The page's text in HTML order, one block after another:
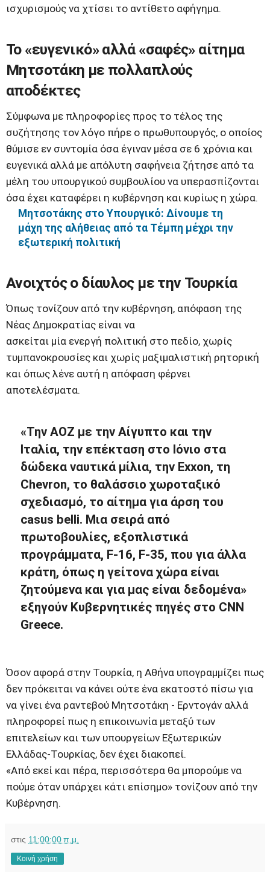
ισχυρισμούς να χτίσει το αντίθετο αφήγημα.
Το «ευγενικό» αλλά «σαφές» αίτημα
Μητσοτάκη με πολλαπλούς
αποδέκτες
Σύμφωνα με πληροφορίες προς το τέλος της
συζήτησης τον λόγο πήρε ο πρωθυπουργός, ο οποίος
θύμισε εν συντομία όσα έγιναν μέσα σε 6 χρόνια και
ευγενικά αλλά με απόλυτη σαφήνεια ζήτησε από τα
μέλη του υπουργικού συμβουλίου να υπερασπίζονται
όσα έχει καταφέρει η κυβέρνηση και κυρίως η χώρα.
Μητσοτάκης στο Υπουργικό: Δίνουμε τη
μάχη της αλήθειας από τα Τέμπη μέχρι την
εξωτερική πολιτική
Ανοιχτός ο δίαυλος με την Τουρκία
Όπως τονίζουν από την κυβέρνηση, απόφαση της
Νέας Δημοκρατίας είναι να
ασκείται μία ενεργή πολιτική στο πεδίο, χωρίς
τυμπανοκρουσίες και χωρίς μαξιμαλιστική ρητορική
και όπως λένε αυτή η απόφαση φέρνει
αποτελέσματα.
«Την ΑΟΖ με την Αίγυπτο και την
Ιταλία, την επέκταση στο Ιόνιο στα
δώδεκα ναυτικά μίλια, την Exxon, τη
Chevron, το θαλάσσιο χωροταξικό
σχεδιασμό, το αίτημα για άρση του
casus belli. Μια σειρά από
πρωτοβουλίες, εξοπλιστικά
προγράμματα, F-16, F-35, που για άλλα
κράτη, όπως η γείτονα χώρα είναι
ζητούμενα και για μας είναι δεδομένα»
εξηγούν Κυβερνητικές πηγές στο CNN
Greece.
Όσον αφορά στην Τουρκία, η Αθήνα υπογραμμίζει πως
δεν πρόκειται να κάνει ούτε ένα εκατοστό πίσω για
να γίνει ένα ραντεβού Μητσοτάκη - Ερντογάν αλλά
πληροφορεί πως η επικοινωνία μεταξύ των
επιτελείων και των υπουργείων Εξωτερικών
Ελλάδας-Τουρκίας, δεν έχει διακοπεί.
«Από εκεί και πέρα, περισσότερα θα μπορούμε να
πούμε όταν υπάρχει κάτι επίσημο» τονίζουν από την
Κυβέρνηση.
στις 11:00:00 π.μ.
Κοινή χρήση